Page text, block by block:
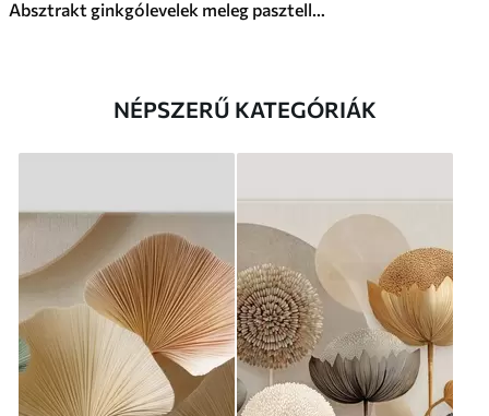
Absztrakt ginkgólevelek meleg pasztell színekben
NÉPSZERŰ KATEGÓRIÁK